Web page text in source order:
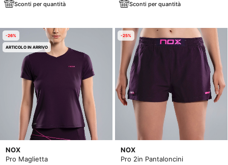
Sconti per quantità Sconti per quantità
NOX
Pro Maglietta
-26%
ARTICOLO IN ARRIVO
NOX
Pro 2in Pantaloncini
-25%